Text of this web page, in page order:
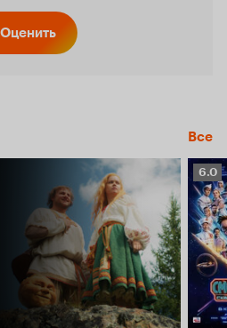
Оценить
Все
6.0
6.0